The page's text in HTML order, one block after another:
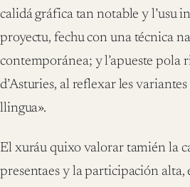
calidá gráfica tan notable y l’usu
proyectu, fechu con una técnica
contemporánea; y l’apueste pola
d’Asturies, al reflexar les
llingua».
El xuráu quixo valorar tamién la
presentaes y la participación alta,